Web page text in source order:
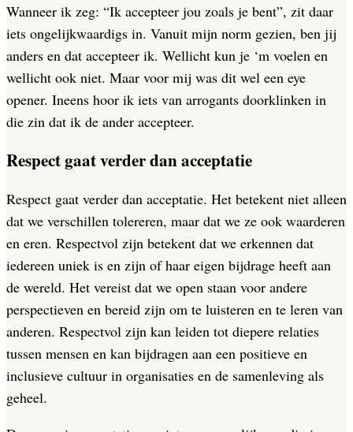
Wanneer ik zeg: “Ik accepteer jou zoals je bent”, zit daar
iets ongelijkwaardigs in. Vanuit mijn norm gezien, ben jij
anders en dat accepteer ik. Wellicht kun je ‘m voelen en
wellicht ook niet. Maar voor mij was dit wel een eye
opener. Ineens hoor ik iets van arrogants doorklinken in
die zin dat ik de ander accepteer.
Respect gaat verder dan acceptatie
Respect gaat verder dan acceptatie. Het betekent niet alleen
dat we verschillen tolereren, maar dat we ze ook waarderen
en eren. Respectvol zijn betekent dat we erkennen dat
iedereen uniek is en zijn of haar eigen bijdrage heeft aan
de wereld. Het vereist dat we open staan voor andere
perspectieven en bereid zijn om te luisteren en te leren van
anderen. Respectvol zijn kan leiden tot diepere relaties
tussen mensen en kan bijdragen aan een positieve en
inclusieve cultuur in organisaties en de samenleving als
geheel.